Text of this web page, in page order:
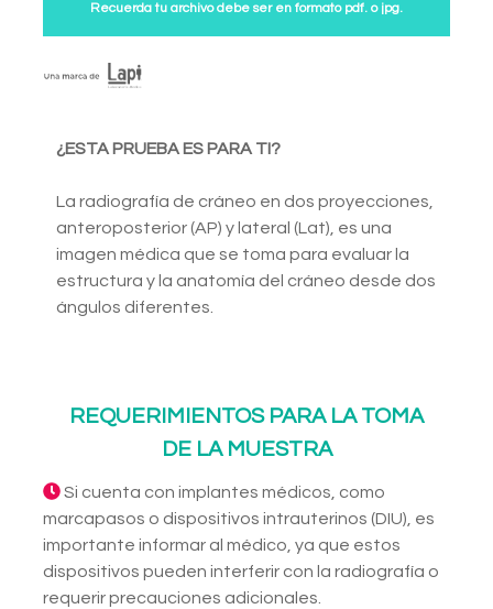
Recuerda tu archivo debe ser en formato pdf. o jpg.
¿ESTA PRUEBA ES PARA TI?
La radiografía de cráneo en dos proyecciones,
anteroposterior (AP) y lateral (Lat), es una
imagen médica que se toma para evaluar la
estructura y la anatomía del cráneo desde dos
ángulos diferentes.
REQUERIMIENTOS PARA LA TOMA
DE LA MUESTRA
Si cuenta con implantes médicos, como
marcapasos o dispositivos intrauterinos (DIU), es
importante informar al médico, ya que estos
dispositivos pueden interferir con la radiografía o
requerir precauciones adicionales.